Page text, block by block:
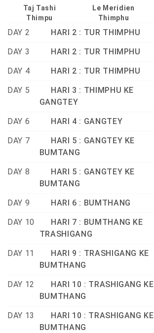
Taj Tashi
Thimpu
Le Meridien
Thimphu
DAY 2 HARI 2 : TUR THIMPHU
DAY 3 HARI 2 : TUR THIMPHU
DAY 4 HARI 2 : TUR THIMPHU
DAY 5
HARI 3 : THIMPHU KE
GANGTEY
DAY 6 HARI 4 : GANGTEY
DAY 7
HARI 5 : GANGTEY KE
BUMTANG
DAY 8
HARI 5 : GANGTEY KE
BUMTANG
DAY 9 HARI 6 : BUMTHANG
DAY 10
HARI 7 : BUMTHANG KE
TRASHIGANG
DAY 11
HARI 9 : TRASHIGANG KE
BUMTHANG
DAY 12
HARI 10 : TRASHIGANG KE
BUMTHANG
DAY 13
HARI 10 : TRASHIGANG KE
BUMTHANG